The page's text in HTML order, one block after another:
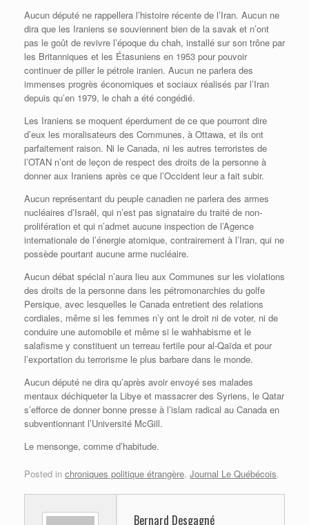
Aucun député ne rappellera l’histoire récente de l’Iran. Aucun ne
dira que les Iraniens se souviennent bien de la savak et n’ont
pas le goût de revivre l’époque du chah, installé sur son trône par
les Britanniques et les Étasuniens en 1953 pour pouvoir
continuer de piller le pétrole iranien. Aucun ne parlera des
immenses progrès économiques et sociaux réalisés par l’Iran
depuis qu’en 1979, le chah a été congédié.
Les Iraniens se moquent éperdument de ce que pourront dire
d’eux les moralisateurs des Communes, à Ottawa, et ils ont
parfaitement raison. Ni le Canada, ni les autres terroristes de
l’OTAN n’ont de leçon de respect des droits de la personne à
donner aux Iraniens après ce que l’Occident leur a fait subir.
Aucun représentant du peuple canadien ne parlera des armes
nucléaires d’Israël, qui n’est pas signataire du traité de non-
prolifération et qui n’admet aucune inspection de l’Agence
internationale de l’énergie atomique, contrairement à l’Iran, qui ne
possède pourtant aucune arme nucléaire.
Aucun débat spécial n’aura lieu aux Communes sur les violations
des droits de la personne dans les pétromonarchies du golfe
Persique, avec lesquelles le Canada entretient des relations
cordiales, même si les femmes n’y ont le droit ni de voter, ni de
conduire une automobile et même si le wahhabisme et le
salafisme y constituent un terreau fertile pour al-Qaïda et pour
l’exportation du terrorisme le plus barbare dans le monde.
Aucun député ne dira qu’après avoir envoyé ses malades
mentaux déchiqueter la Libye et massacrer des Syriens, le Qatar
s’efforce de donner bonne presse à l’islam radical au Canada en
subventionnant l’Université McGill.
Le mensonge, comme d’habitude.
Posted in chroniques politique étrangère, Journal Le Québécois.
Bernard Desgagné